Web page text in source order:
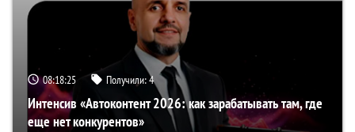
08:18:24 Получили:4
Интенсив «Автоконтент 2026: как зарабатывать там, где
еще нет конкурентов»